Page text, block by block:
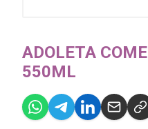
ADOLETA
550ML